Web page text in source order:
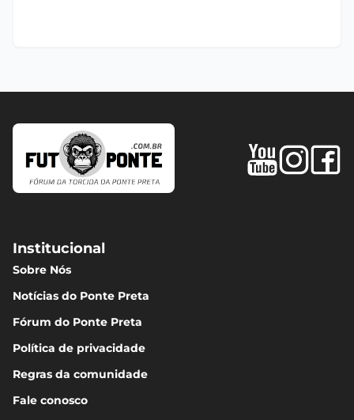
Institucional
Sobre Nós
Notícias do Ponte Preta
Fórum do Ponte Preta
Política de privacidade
Regras da comunidade
Fale conosco